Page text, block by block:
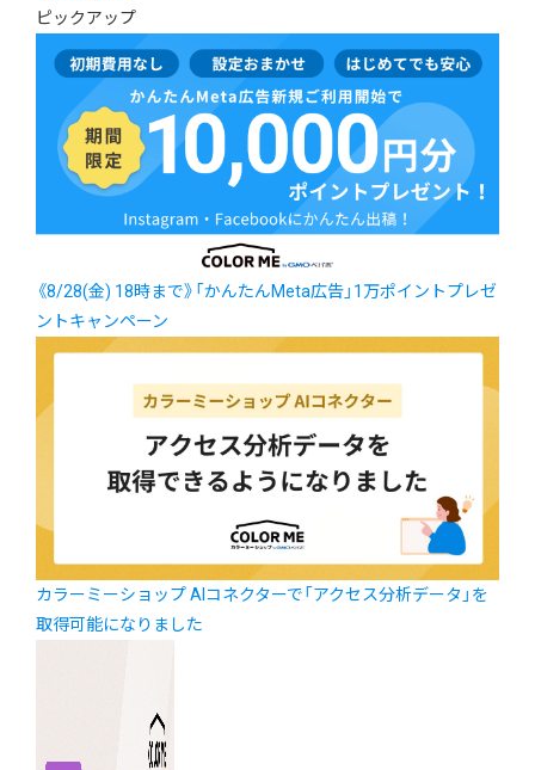
ピックアップ
《8/28(金) 18時まで》「かんたんMeta広告」1万ポイントプレゼ
ントキャンペーン
カラーミーショップ AIコネクターで「アクセス分析データ」を
取得可能になりました